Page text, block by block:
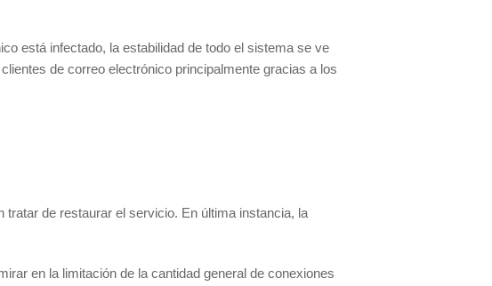
está infectado, la estabilidad de todo el sistema se ve
de correo electrónico principalmente gracias a los
de restaurar el servicio. En última instancia, la
en la limitación de la cantidad general de conexiones